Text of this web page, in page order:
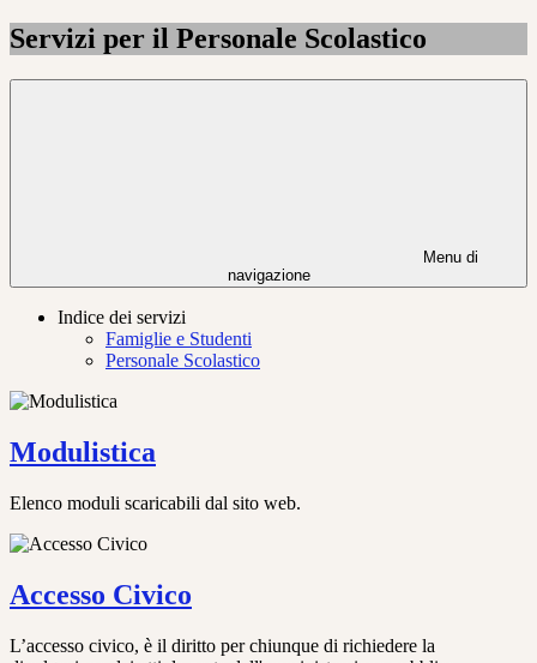
Servizi per il Personale Scolastico
Menu di
navigazione
Indice dei servizi
Famiglie e Studenti
Personale Scolastico
Modulistica
Elenco moduli scaricabili dal sito web.
Accesso Civico
L’accesso civico, è il diritto per chiunque di richiedere la